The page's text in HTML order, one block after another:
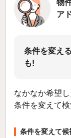
物
ア
条件を変え
も!
なかなか希望
条件を変えて検
条件を変えて候